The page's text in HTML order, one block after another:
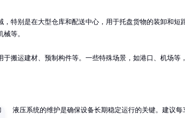
，特别是在大型仓库和配送中心，用于托盘货物的装卸和短
等。
搬运建材、预制构件等。一些特殊场景，如港口、机场等
液压系统的维护是确保设备长期稳定运行的关键。建议